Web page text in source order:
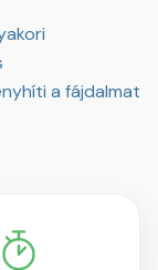
a fájdalmat